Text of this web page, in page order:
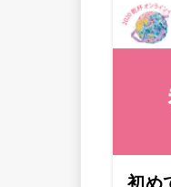
初め